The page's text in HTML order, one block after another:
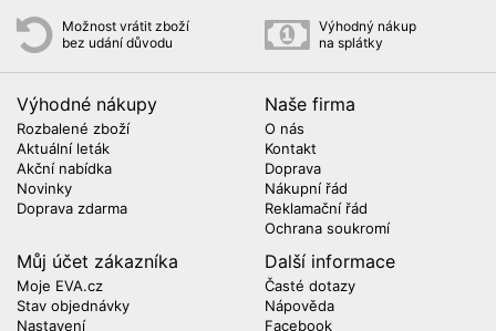
Možnost vrátit zboží
bez udání důvodu
Výhodný nákup
na splátky
Výhodné nákupy
Rozbalené zboží
Aktuální leták
Akční nabídka
Novinky
Doprava zdarma
Naše firma
O nás
Kontakt
Doprava
Nákupní řád
Reklamační řád
Ochrana soukromí
Můj účet zákazníka
Moje EVA.cz
Stav objednávky
Nastavení
Další informace
Časté dotazy
Nápověda
Facebook